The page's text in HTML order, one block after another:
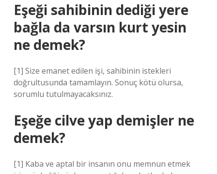
Eşeği sahibinin dediği yere
bağla da varsın kurt yesin
ne demek?
[1] Size emanet edilen işi, sahibinin istekleri
doğrultusunda tamamlayın. Sonuç kötü olursa,
sorumlu tutulmayacaksınız.
Eşeğe cilve yap demişler ne
demek?
[1] Kaba ve aptal bir insanın onu memnun etmek